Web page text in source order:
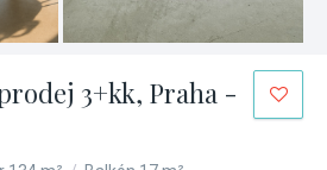
3+kk, Praha -